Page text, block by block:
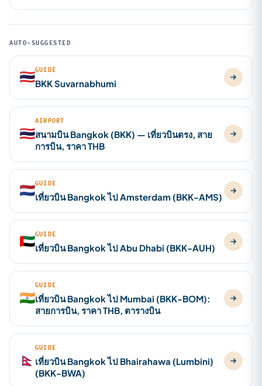
AUTO-SUGGESTED
🇹🇭GUIDE
BKK Suvarnabhumi
🇹🇭
AIRPORT
สนามบิน Bangkok (BKK) — เที่ยวบินตรง, สาย
การบิน, ราคา THB
🇳🇱GUIDE
เที่ยวบิน Bangkok ไป Amsterdam (BKK-AMS)
🇦🇪GUIDE
เที่ยวบิน Bangkok ไป Abu Dhabi (BKK-AUH)
🇮🇳
GUIDE
เที่ยวบิน Bangkok ไป Mumbai (BKK-BOM):
สายการบิน, ราคา THB, ตารางบิน
🇳🇵
GUIDE
เที่ยวบิน Bangkok ไป Bhairahawa (Lumbini)
(BKK-BWA)